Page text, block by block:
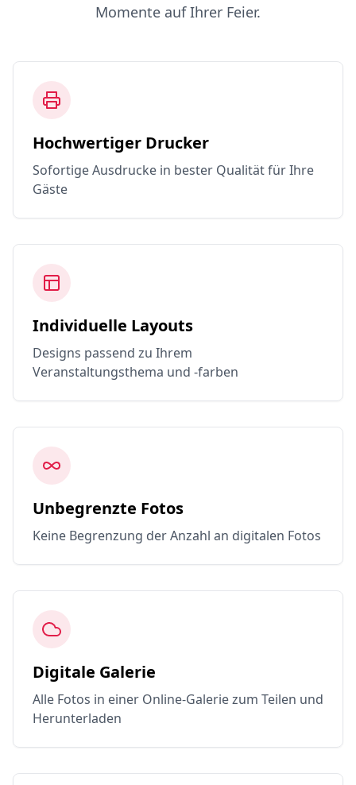
Momente auf Ihrer Feier.
Hochwertiger Drucker
Sofortige Ausdrucke in bester Qualität für Ihre
Gäste
Individuelle Layouts
Designs passend zu Ihrem
Veranstaltungsthema und -farben
Unbegrenzte Fotos
Keine Begrenzung der Anzahl an digitalen Fotos
Digitale Galerie
Alle Fotos in einer Online-Galerie zum Teilen und
Herunterladen